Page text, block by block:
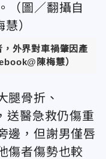
外界對車禍肇因產
陳梅慧）
腿骨折、
送醫急救仍傷重
邊，但謝男僅唇
傷者傷勢也較